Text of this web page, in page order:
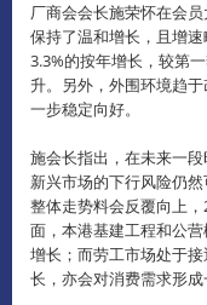
厂商会会长施荣怀在会
保持了温和增长，且增速
3.3%的按年增长，较第
升。
另外，外围环境趋
一步稳定向好。
施会长指出，在未来一
新兴市场的下行风险仍
整体走势料会反覆向上，
面，本港基建工程和公
增长；而劳工市场处于
长，亦会对消费需求形成